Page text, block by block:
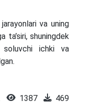
oqimlarini
Yurtimizda bu
barqarorligini
va uning
ta’siri, shuningdek
soluvchi ichki va
1387 469